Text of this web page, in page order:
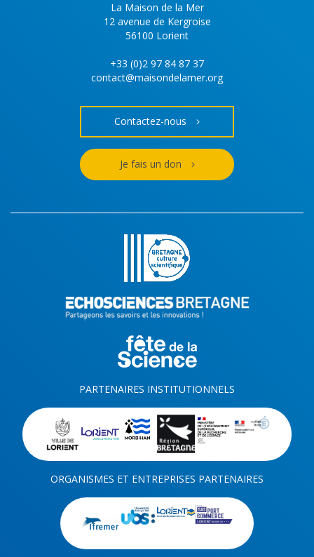
La Maison de la Mer
12 avenue de Kergroise
56100 Lorient
+33 (0)2 97 84 87 37
contact@maisondelamer.org
Contactez-nous
Je fais un don
PARTENAIRES INSTITUTIONNELS
ORGANISMES ET ENTREPRISES PARTENAIRES